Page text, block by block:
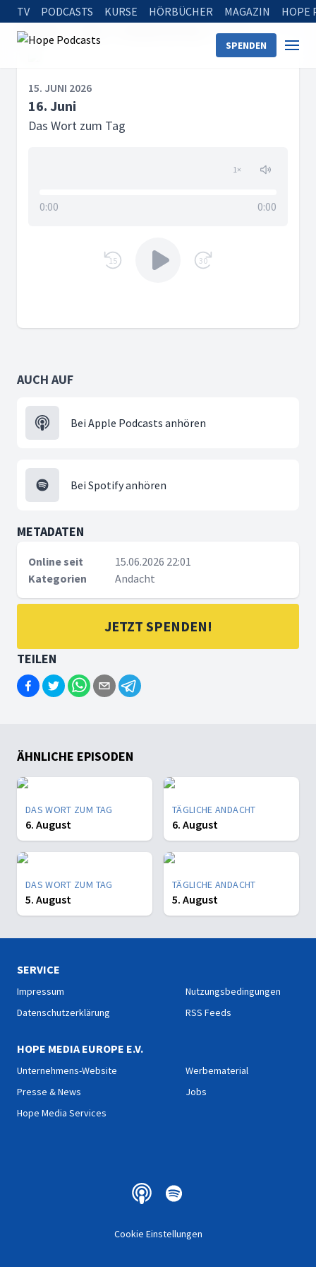
TV PODCASTS KURSE HÖRBÜCHER MAGAZIN HOPE
SPENDEN
Startseite 16. Juni
15. JUNI 2026
16. Juni
Das Wort zum Tag
1×
0:00 0:00
15 30
AUCH AUF
Bei Apple Podcasts anhören
Bei Spotify anhören
METADATEN
Online seit
15.06.2026 22:01
Kategorien
Andacht
JETZT SPENDEN!
TEILEN
ÄHNLICHE EPISODEN
DAS WORT ZUM TAG
6. August
TÄGLICHE ANDACHT
6. August
DAS WORT ZUM TAG
5. August
TÄGLICHE ANDACHT
5. August
SERVICE
Impressum
Datenschutzerklärung
Nutzungsbedingungen
RSS Feeds
HOPE MEDIA EUROPE E.V.
Unternehmens-Website
Presse & News
Hope Media Services
Werbematerial
Jobs
Cookie Einstellungen